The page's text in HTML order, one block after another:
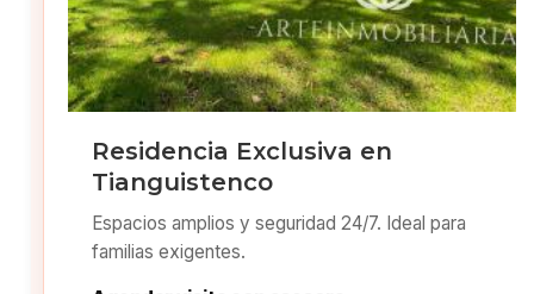
Residencia Exclusiva en
Tianguistenco
Espacios amplios y seguridad 24/7. Ideal para
familias exigentes.